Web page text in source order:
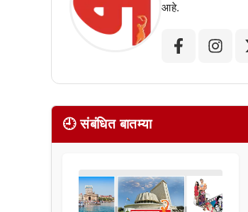
आहे.
🕘 संबंधित बातम्या